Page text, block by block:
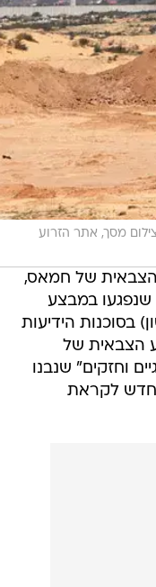
מסך, אתר הזרוע
הצבאית של חמאס,
במבצע
בסוכנות הידיעות
הצבאית של
וחזקים" שנבנו
לקראת